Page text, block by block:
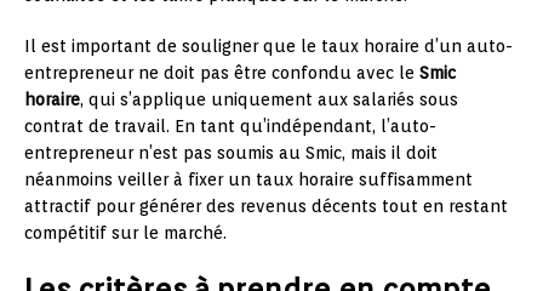
Il est important de souligner que le taux horaire d’un auto-
entrepreneur ne doit pas être confondu avec le Smic
horaire, qui s’applique uniquement aux salariés sous
contrat de travail. En tant qu’indépendant, l’auto-
entrepreneur n’est pas soumis au Smic, mais il doit
néanmoins veiller à fixer un taux horaire suffisamment
attractif pour générer des revenus décents tout en restant
compétitif sur le marché.